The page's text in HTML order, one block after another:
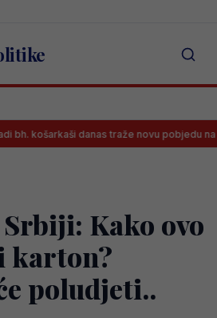
danas traže novu pobjedu na
Kako ovo
karton?
poludjeti..